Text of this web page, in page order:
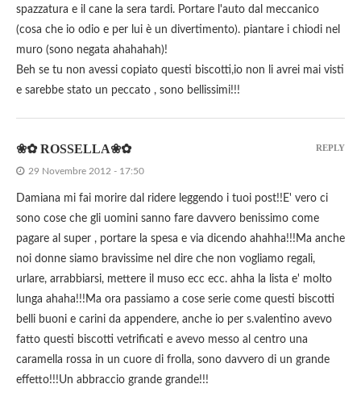
spazzatura e il cane la sera tardi. Portare l'auto dal meccanico
(cosa che io odio e per lui è un divertimento). piantare i chiodi nel
muro (sono negata ahahahah)!
Beh se tu non avessi copiato questi biscotti,io non li avrei mai visti
e sarebbe stato un peccato , sono bellissimi!!!
❀✿ ROSSELLA❀✿
29 Novembre 2012 - 17:50
Damiana mi fai morire dal ridere leggendo i tuoi post!!E' vero ci
sono cose che gli uomini sanno fare davvero benissimo come
pagare al super , portare la spesa e via dicendo ahahha!!!Ma anche
noi donne siamo bravissime nel dire che non vogliamo regali,
urlare, arrabbiarsi, mettere il muso ecc ecc. ahha la lista e' molto
lunga ahaha!!!Ma ora passiamo a cose serie come questi biscotti
belli buoni e carini da appendere, anche io per s.valentino avevo
fatto questi biscotti vetrificati e avevo messo al centro una
caramella rossa in un cuore di frolla, sono davvero di un grande
effetto!!!Un abbraccio grande grande!!!
REPLY